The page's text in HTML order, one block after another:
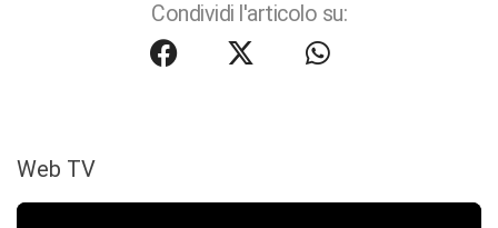
Condividi l'articolo su:
Web TV